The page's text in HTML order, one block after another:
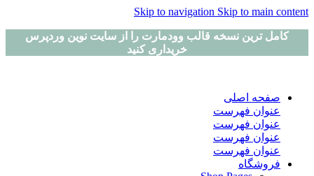
Skip to navigation Skip to main content
کامل ترین نسخه قالب وودمارت را از سایت نوین وردپرس
خریداری کنید
صفحه اصلی
عنوان فهرست
عنوان فهرست
عنوان فهرست
عنوان فهرست
فروشگاه